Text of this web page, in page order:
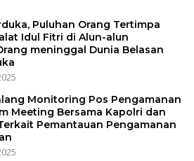
Puluhan Orang Tertimpa
Idul Fitri di Alun-alun
meninggal Dunia Belasan
Monitoring Pos Pengamanan
Meeting Bersama Kapolri dan
Pemantauan Pengamanan